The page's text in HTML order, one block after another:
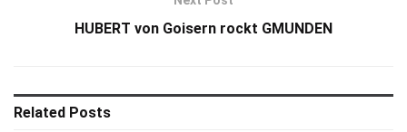
HUBERT von Goisern rockt GMUNDEN
Related Posts